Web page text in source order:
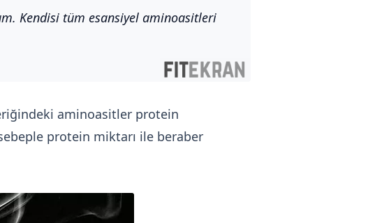
Kendisi tüm esansiyel aminoasitleri
aminoasitler protein
protein miktarı ile beraber